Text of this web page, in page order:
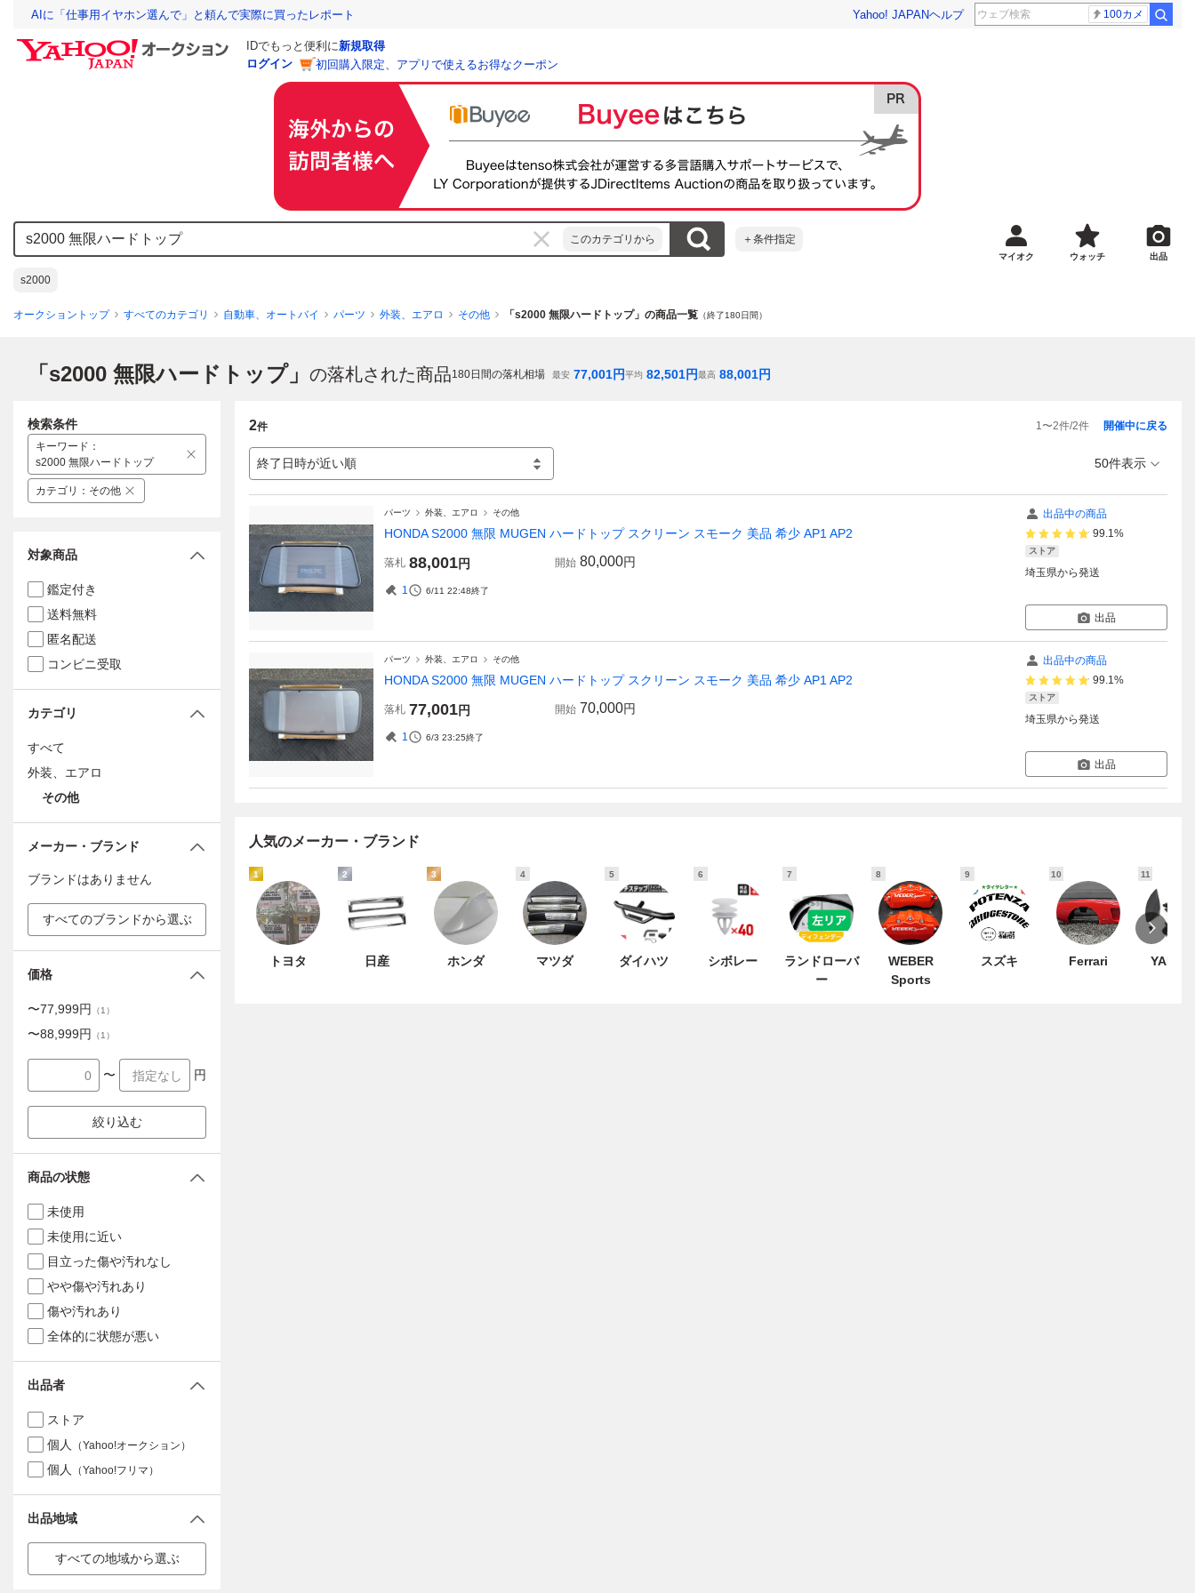
AIに「仕事用イヤホン選んで」と頼んで実際に買ったレポート Yahoo! JAPANヘルプ 100カメ
IDでもっと便利に新規取得
ログイン
初回購入限定、アプリで使えるお得なクーポン
このカテゴリから ＋条件指定
s2000
マイオク ウォッチ 出品
オークショントップ すべてのカテゴリ 自動車、オートバイ パーツ 外装、エアロ その他 「s2000 無限ハードトップ」の商品一覧 （終了180日間）
「s2000 無限ハードトップ」 の落札された商品180日間の落札相場 最安 77,001円平均 82,501円最高 88,001円
2件 1〜2件/2件
終了日時が近い順
開催中に戻る
50件表示
パーツ 外装、エアロ その他
HONDA S2000 無限 MUGEN ハードトップ スクリーン スモーク 美品 希少 AP1 AP2
落札 88,001円 開始 80,000円
1 6/11 22:48終了
出品中の商品
99.1%
ストア
埼玉県から発送
出品
パーツ 外装、エアロ その他
HONDA S2000 無限 MUGEN ハードトップ スクリーン スモーク 美品 希少 AP1 AP2
落札 77,001円 開始 70,000円
1 6/3 23:25終了
出品中の商品
99.1%
ストア
埼玉県から発送
出品
人気のメーカー・ブランド
1
トヨタ
2
日産
3
ホンダ
4
マツダ
5
ダイハツ
6
シボレー
7
ランドローバ
ー
8
WEBER
Sports
9
スズキ
10
Ferrari
11
検索条件
キーワード ：
s2000 無限ハードトップ
カテゴリ ： その他
対象商品
鑑定付き
送料無料
匿名配送
コンビニ受取
カテゴリ
すべて
外装、エアロ
その他
メーカー・ブランド
ブランドはありません
すべてのブランドから選ぶ
価格
〜77,999円 （1 ）
〜88,999円 （1 ）
〜 円
絞り込む
商品の状態
未使用
未使用に近い
目立った傷や汚れなし
やや傷や汚れあり
傷や汚れあり
全体的に状態が悪い
出品者
ストア
個人
（Yahoo!オークション）
個人 （Yahoo!フリマ）
出品地域
すべての地域から選ぶ